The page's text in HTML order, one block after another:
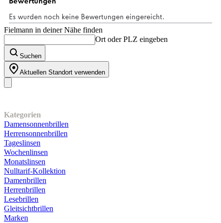
Fielmann in deiner Nähe finden
Ort oder PLZ eingeben
Suchen
Aktuellen Standort verwenden
Kategorien
Damensonnenbrillen
Herrensonnenbrillen
Tageslinsen
Wochenlinsen
Monatslinsen
Nulltarif-Kollektion
Damenbrillen
Herrenbrillen
Lesebrillen
Gleitsichtbrillen
Marken